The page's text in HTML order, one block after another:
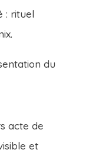
: rituel
du
acte de
et